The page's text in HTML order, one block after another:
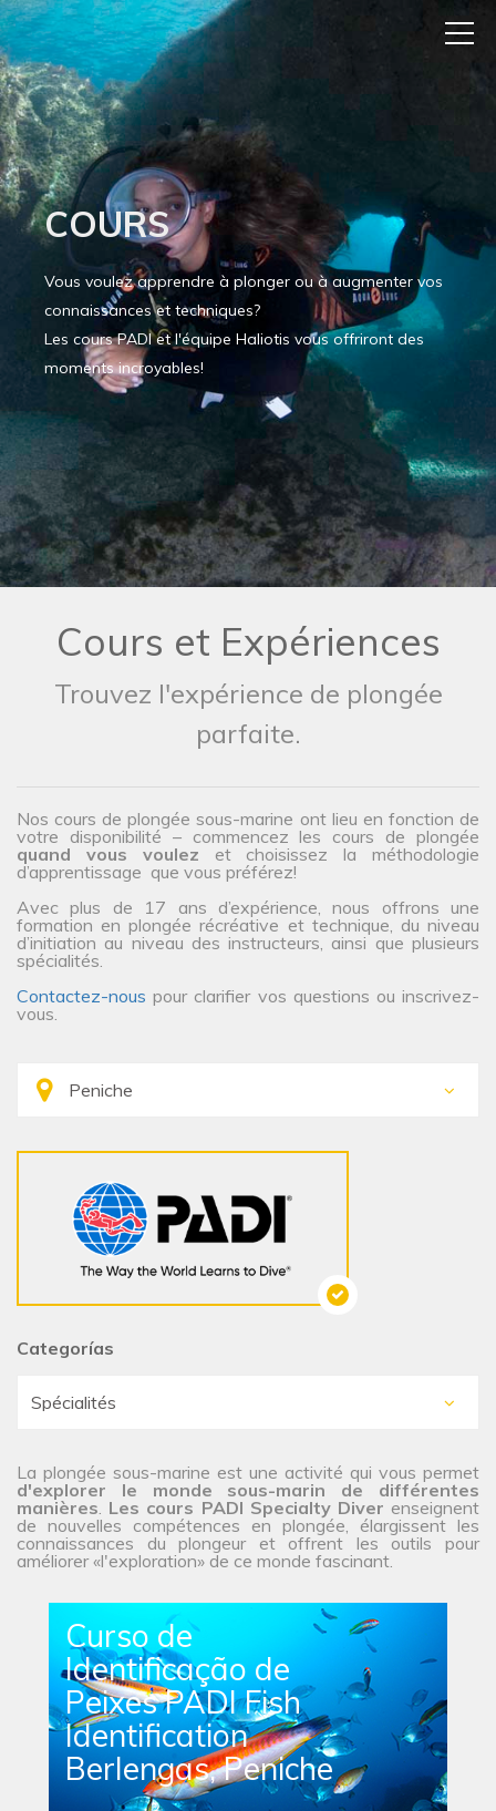
COURS
Vous voulez apprendre à plonger ou à augmenter vos
connaissances et techniques?
Les cours PADI et l'équipe Haliotis vous offriront des
moments incroyables!
Cours et Expériences
Trouvez l'expérience de plongée
parfaite.
Nos cours de plongée sous-marine ont lieu en fonction de
votre disponibilité – commencez les cours de plongée
quand vous voulez et choisissez la méthodologie
d’apprentissage que vous préférez!
Avec plus de 17 ans d’expérience, nous offrons une
formation en plongée récréative et technique, du niveau
d’initiation au niveau des instructeurs, ainsi que plusieurs
spécialités.
Contactez-nous pour clarifier vos questions ou inscrivez-
vous.
Categorías
La plongée sous-marine est une activité qui vous permet
d'explorer le monde sous-marin de différentes
manières. Les cours PADI Specialty Diver enseignent
de nouvelles compétences en plongée, élargissent les
connaissances du plongeur et offrent les outils pour
améliorer «l'exploration» de ce monde fascinant.
Curso de
Identificação de
Peixes PADI Fish
Identification
Berlengas, Peniche